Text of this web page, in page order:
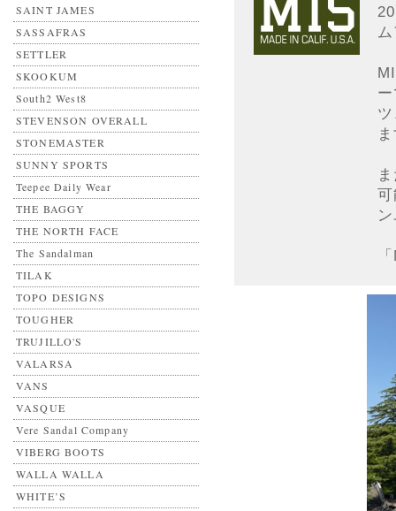
SAINT JAMES
SASSAFRAS
SETTLER
SKOOKUM
South2 West8
STEVENSON OVERALL
STONEMASTER
SUNNY SPORTS
Teepee Daily Wear
THE BAGGY
THE NORTH FACE
The Sandalman
TILAK
TOPO DESIGNS
TOUGHER
TRUJILLO'S
VALARSA
VANS
VASQUE
Vere Sandal Company
VIBERG BOOTS
WALLA WALLA
WHITE’S